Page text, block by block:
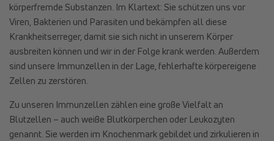
körperfremde Substanzen. Im Klartext: Sie schützen uns vor
Viren, Bakterien und Parasiten und bekämpfen all diese
Krankheitserreger, damit sie sich nicht in unserem Körper
ausbreiten können und wir in der Folge krank werden. Außerdem
sind unsere Immunzellen in der Lage, fehlerhafte körpereigene
Zellen zu zerstören.
Zu unseren Immunzellen zählen eine große Vielfalt an
Blutzellen – auch weiße Blutkörperchen oder Leukozyten
genannt. Sie werden im Knochenmark gebildet und zirkulieren in